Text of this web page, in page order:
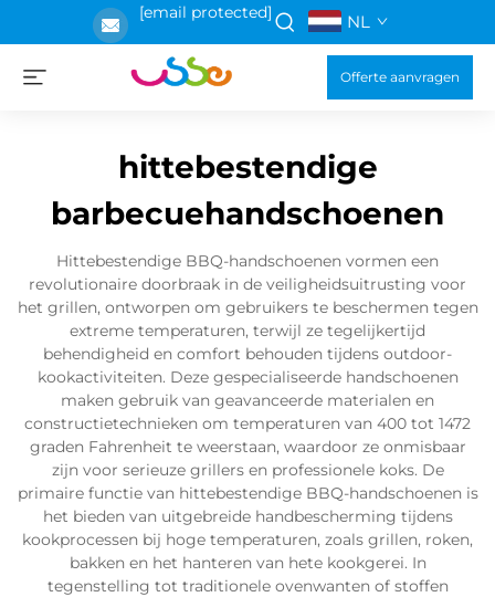
[email protected] NL
Offerte aanvragen
hittebestendige
barbecuehandschoenen
Hittebestendige BBQ-handschoenen vormen een
revolutionaire doorbraak in de veiligheidsuitrusting voor
het grillen, ontworpen om gebruikers te beschermen tegen
extreme temperaturen, terwijl ze tegelijkertijd
behendigheid en comfort behouden tijdens outdoor-
kookactiviteiten. Deze gespecialiseerde handschoenen
maken gebruik van geavanceerde materialen en
constructietechnieken om temperaturen van 400 tot 1472
graden Fahrenheit te weerstaan, waardoor ze onmisbaar
zijn voor serieuze grillers en professionele koks. De
primaire functie van hittebestendige BBQ-handschoenen is
het bieden van uitgebreide handbescherming tijdens
kookprocessen bij hoge temperaturen, zoals grillen, roken,
bakken en het hanteren van hete kookgerei. In
tegenstelling tot traditionele ovenwanten of stoffen